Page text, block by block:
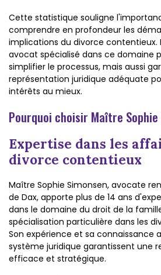
Cette statistique souligne
comprendre en profondeur les
implications du divorce contentieux.
avocat spécialisé dans ce domaine
simplifier le processus, mais aussi
représentation juridique adéquate
intérêts au mieux.
Pourquoi choisir Maître Sophie
Expertise dans les
divorce contentieux
Maître Sophie Simonsen, avocate
de Dax, apporte plus de 14 ans
dans le domaine du droit de la
spécialisation particulière dans les
Son expérience et sa connaissance
système juridique garantissent une
efficace et stratégique.